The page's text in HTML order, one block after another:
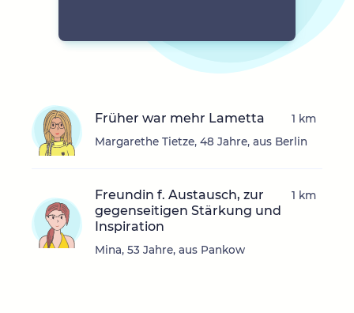
Früher war mehr Lametta
Margarethe Tietze, 48 Jahre, aus Berlin
1 km
Freundin f. Austausch, zur
gegenseitigen Stärkung und
Inspiration
Mina, 53 Jahre, aus Pankow
1 km